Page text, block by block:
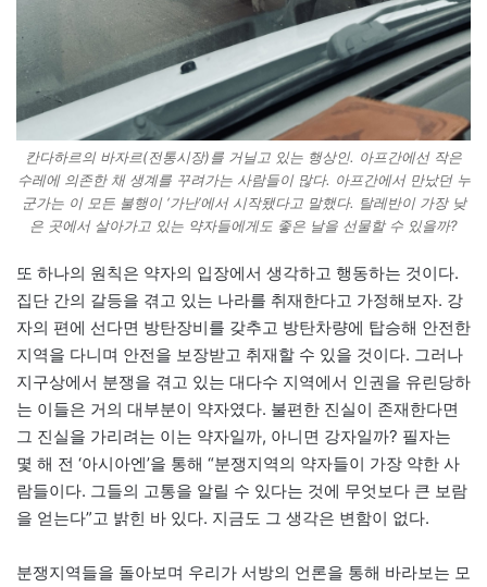
칸다하르의 바자르(전통시장)를 거닐고 있는 행상인. 아프간에선 작은
수레에 의존한 채 생계를 꾸려가는 사람들이 많다. 아프간에서 만났던 누
군가는 이 모든 불행이 ‘가난’에서 시작됐다고 말했다. 탈레반이 가장 낮
은 곳에서 살아가고 있는 약자들에게도 좋은 날을 선물할 수 있을까?
또 하나의 원칙은 약자의 입장에서 생각하고 행동하는 것이다.
집단 간의 갈등을 겪고 있는 나라를 취재한다고 가정해보자. 강
자의 편에 선다면 방탄장비를 갖추고 방탄차량에 탑승해 안전한
지역을 다니며 안전을 보장받고 취재할 수 있을 것이다. 그러나
지구상에서 분쟁을 겪고 있는 대다수 지역에서 인권을 유린당하
는 이들은 거의 대부분이 약자였다. 불편한 진실이 존재한다면
그 진실을 가리려는 이는 약자일까, 아니면 강자일까? 필자는
몇 해 전 ‘아시아엔’을 통해 “분쟁지역의 약자들이 가장 약한 사
람들이다. 그들의 고통을 알릴 수 있다는 것에 무엇보다 큰 보람
을 얻는다”고 밝힌 바 있다. 지금도 그 생각은 변함이 없다.
분쟁지역들을 돌아보며 우리가 서방의 언론을 통해 바라보는 모